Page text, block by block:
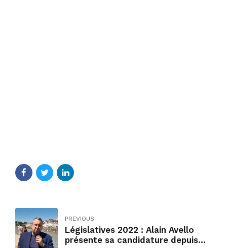
PREVIOUS
Législatives 2022 : Alain Avello
présente sa candidature depuis